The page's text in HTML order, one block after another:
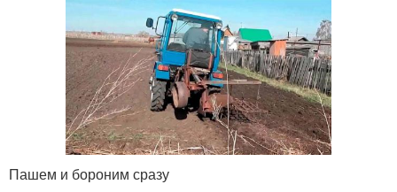
Пашем и бороним сразу